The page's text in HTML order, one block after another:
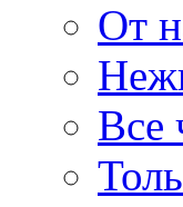
От
Все